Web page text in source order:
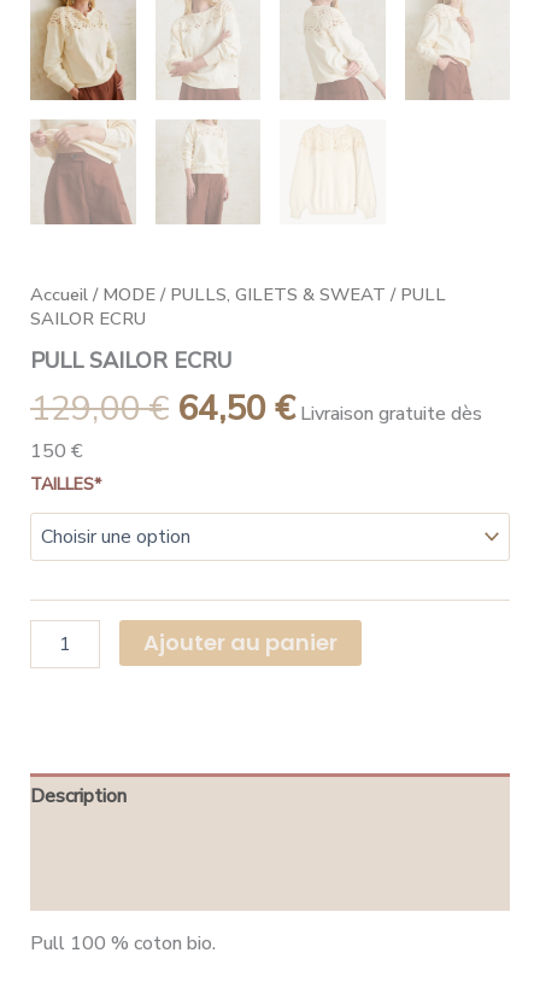
Accueil / MODE / PULLS, GILETS & SWEAT / PULL
SAILOR ECRU
PULL SAILOR ECRU
129,00€ 64,50€ Livraison gratuite dès
150 €
TAILLES*
Ajouter au panier
Description
Pull 100 % coton bio.